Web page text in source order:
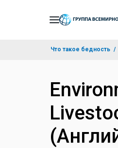
Что такое бедность